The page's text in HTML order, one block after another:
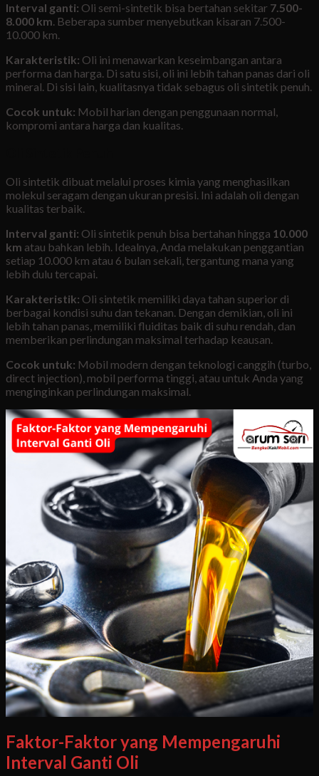
Interval ganti: Oli semi-sintetik bisa bertahan sekitar 7.500-
8.000 km. Beberapa sumber menyebutkan kisaran 7.500-
10.000 km.
Karakteristik: Oli ini menawarkan keseimbangan antara
performa dan harga. Di satu sisi, oli ini lebih tahan panas dari oli
mineral. Di sisi lain, kualitasnya tidak sebagus oli sintetik penuh.
Cocok untuk: Mobil harian dengan penggunaan normal,
kompromi antara harga dan kualitas.
Oli sintetik dibuat melalui proses kimia yang menghasilkan
molekul seragam dengan ukuran presisi. Ini adalah oli dengan
kualitas terbaik.
Interval ganti: Oli sintetik penuh bisa bertahan hingga 10.000
km atau bahkan lebih. Idealnya, Anda melakukan penggantian
setiap 10.000 km atau 6 bulan sekali, tergantung mana yang
lebih dulu tercapai.
Karakteristik: Oli sintetik memiliki daya tahan superior di
berbagai kondisi suhu dan tekanan. Dengan demikian, oli ini
lebih tahan panas, memiliki fluiditas baik di suhu rendah, dan
memberikan perlindungan maksimal terhadap keausan.
Cocok untuk: Mobil modern dengan teknologi canggih (turbo,
direct injection), mobil performa tinggi, atau untuk Anda yang
menginginkan perlindungan maksimal.
Faktor-Faktor yang Mempengaruhi
Interval Ganti Oli